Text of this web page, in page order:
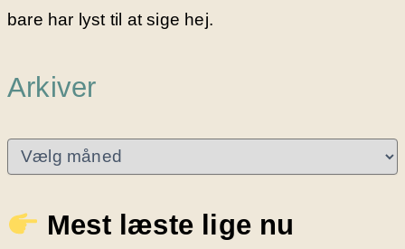
bare har lyst til at sige hej.
Arkiver
v
e
Mest læste lige nu